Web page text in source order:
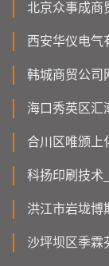
北京众事成商
西安华仪电气
韩城商贸公司
海口秀英区汇
合川区唯颁上
科扬印刷技术
洪江市岩垅博
沙坪坝区季霖